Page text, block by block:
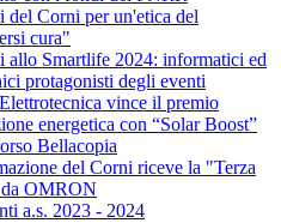
del Corni per un'etica del
cura"
allo Smartlife 2024: informatici ed
protagonisti degli eventi
vince il premio
energetica con “Solar Boost”
Bellacopia
del Corni riceve la "Terza
OMRON
a.s. 2023 - 2024